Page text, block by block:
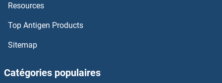
NDST3 Anticorps
Resources
Top Antigen Products
Sitemap
Catégories populaires